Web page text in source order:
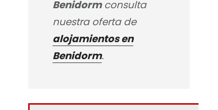
Benidormconsulta
nuestra oferta de
alojamientos en
Benidorm.